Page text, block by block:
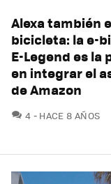
Alexa también
bicicleta: la e-
E-Legend es la
en integrar el
de Amazon
4 COMENTARIOS
HACE 8 AÑOS